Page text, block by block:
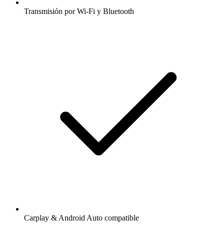
Transmisión por Wi-Fi y Bluetooth
Carplay & Android Auto compatible